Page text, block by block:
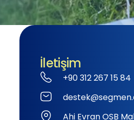
İletişim
+90 312 267 15 84
Ahi Evran OSB